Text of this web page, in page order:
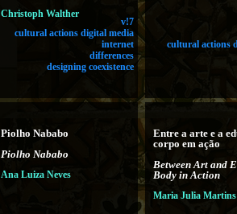
Christoph Walther
v!7
cultural actions digital media
internet
differences
designing coexistence
cultural actions
Piolho Nababo
Piolho Nababo
Ana Luiza Neves
Entre a arte e a
corpo em ação
Between Art and
Body in Action
Maria Julia Martins